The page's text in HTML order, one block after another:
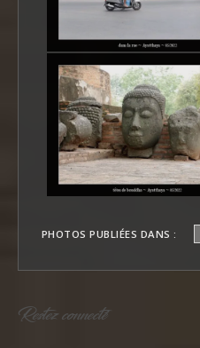
PHOTOS PUBLIÉES DANS :
Restez connecté